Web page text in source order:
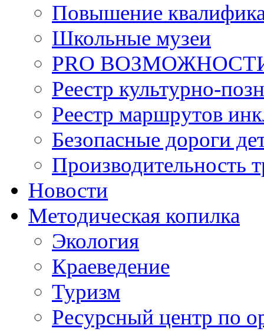
Повышение
Школьные музеи
PRO
Реестр культурно-
Реестр маршрутов
Безопасные дороги
Производительность
Новости
Методическая копилка
Экология
Краеведение
Туризм
Ресурсный центр по